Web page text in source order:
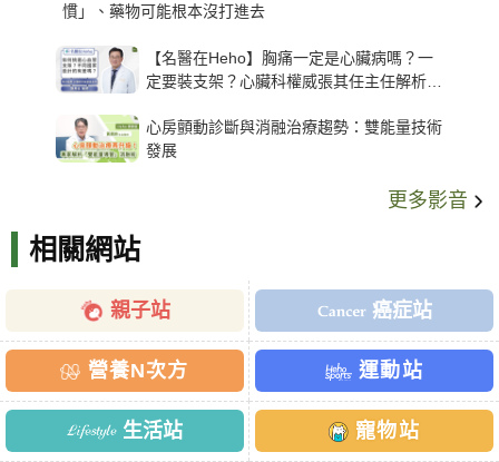
慣」、藥物可能根本沒打進去
【名醫在Heho】胸痛一定是心臟病嗎？一
定要裝支架？心臟科權威張其任主任解析支
心房顫動診斷與消融治療趨勢：雙能量技術
發展
更多影音
相關網站
親子站 癌症站
營養N次方 運動站
生活站 寵物站